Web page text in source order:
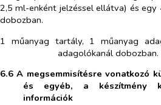
2,5 ml-enként jelzéssel ellátva) és
dobozban.
1 műanyag tartály, 1 műanyag
adagolókanál dobozban.
6.6 A megsemmisítésre vonatkozó
és egyéb, a készítmény
információk